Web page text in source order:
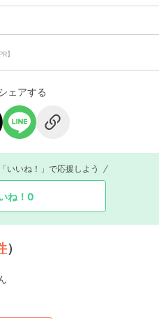
】
ェアする
いいね！」で応援しよう
ね！ 0
）